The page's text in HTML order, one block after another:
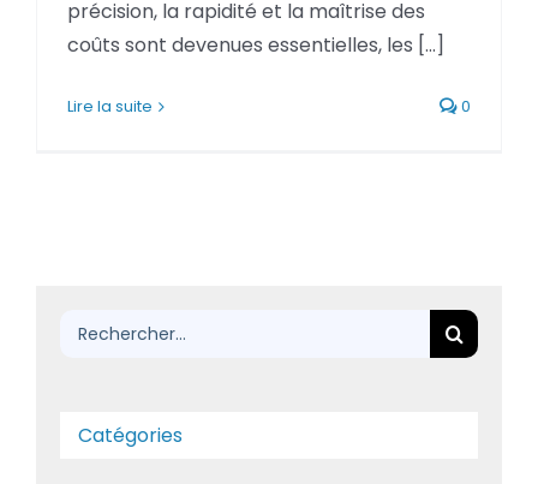
SOCIETE
précision, la rapidité et la maîtrise des
coûts sont devenues essentielles, les [...]
Lire la suite 0
Rechercher:
Catégories